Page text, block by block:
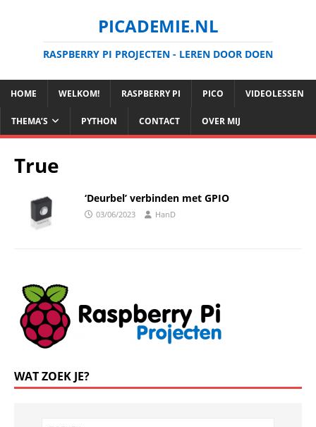
PICADEMIE.NL
RASPBERRY PI PROJECTEN - LEREN DOOR DOEN
HOME WELKOM! RASPBERRY PI PICO VIDEOLESSEN
THEMA’S PYTHON CONTACT OVER MIJ
True
‘Deurbel’ verbinden met GPIO
03/06/2023 HanD
WAT ZOEK JE?